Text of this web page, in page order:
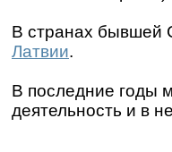
В странах бывшей
Латвии.
В последние годы
деятельность и в